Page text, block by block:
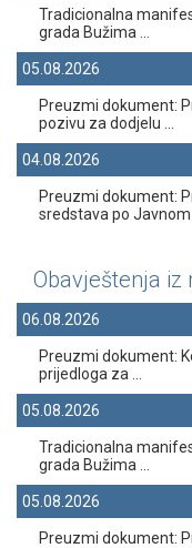
Tradicionalna
grada Bužima ...
05.08.2026
Preuzmi dokument:
pozivu za dodjelu ...
04.08.2026
Preuzmi dokument:
sredstava po Javnom
Obavještenja iz
06.08.2026
Preuzmi dokument:
prijedloga za ...
05.08.2026
Tradicionalna
grada Bužima ...
05.08.2026
Preuzmi dokument: